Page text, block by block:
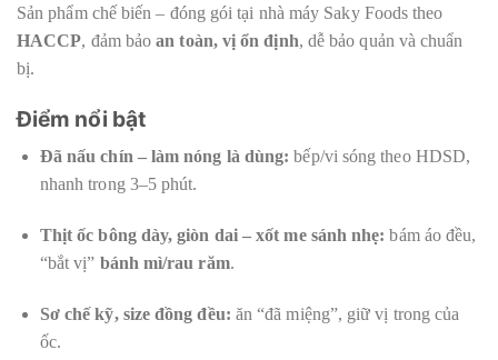
Sản phẩm chế biến – đóng gói tại nhà máy Saky Foods theo
HACCP, đảm bảoan toàn, vị ổn định, dễ bảo quản và chuẩn
bị.
Điểm nổi bật
Đã nấu chín – làm nóng là dùng: bếp/vi sóng theo HDSD,
nhanh trong 3–5 phút.
Thịt ốc bông dày, giòn dai – xốt me sánh nhẹ: bám áo đều,
“bắt vị” bánh mì/rau răm.
Sơ chế kỹ, size đồng đều: ăn “đã miệng”, giữ vị trong của
ốc.